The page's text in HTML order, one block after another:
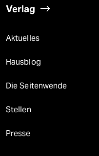
Verlag
Aktuelles
Hausblog
Die Seitenwende
Stellen
Presse